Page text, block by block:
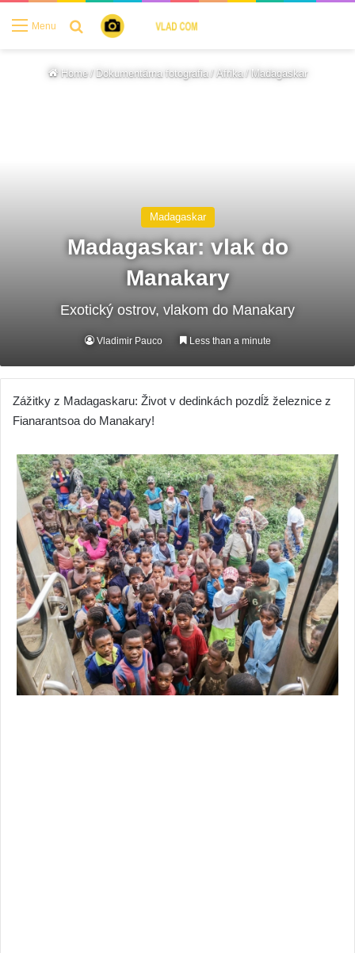
Menu Search for
Home / Dokumentárna fotografia / Afrika / Madagaskar
Madagaskar
Madagaskar: vlak do
Manakary
Exotický ostrov, vlakom do Manakary
Vladimir Pauco Less than a minute
Zážitky z Madagaskaru: Život v dedinkách pozdĺž železnice z
Fianarantsoa do Manakary!